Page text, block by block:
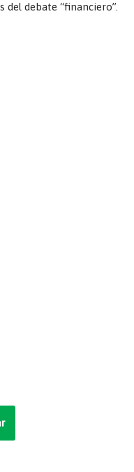
del debate “financiero”.